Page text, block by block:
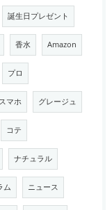
誕生日プレゼント
香水 Amazon
プロ
スマホ グレージュ
コテ
ナチュラル
ム ニュース